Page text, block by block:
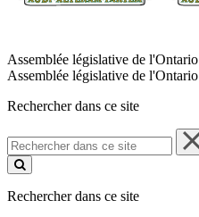
Assemblée législative de l'Ontario
Assemblée législative de l'Ontario
Rechercher dans ce site
Rechercher
dans
ce
Rechercher dans ce site